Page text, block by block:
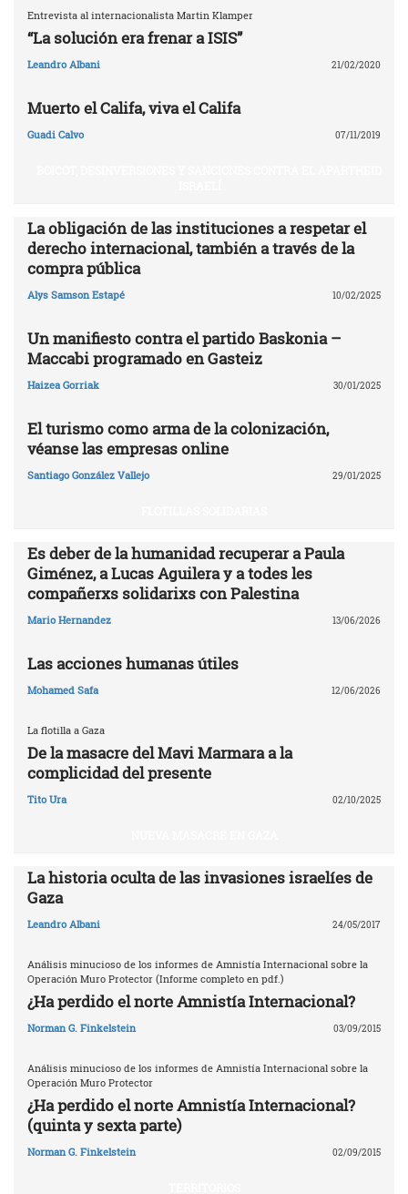
Entrevista al internacionalista Martin Klamper
“La solución era frenar a ISIS”
Leandro Albani 21/02/2020
Muerto el Califa, viva el Califa
Guadi Calvo 07/11/2019
La obligación de las instituciones a respetar el
derecho internacional, también a través de la
compra pública
Alys Samson Estapé 10/02/2025
Un manifiesto contra el partido Baskonia –
Maccabi programado en Gasteiz
Haizea Gorriak 30/01/2025
El turismo como arma de la colonización,
véanse las empresas online
Santiago González Vallejo 29/01/2025
Es deber de la humanidad recuperar a Paula
Giménez, a Lucas Aguilera y a todes les
compañerxs solidarixs con Palestina
Mario Hernandez 13/06/2026
Las acciones humanas útiles
Mohamed Safa 12/06/2026
La flotilla a Gaza
De la masacre del Mavi Marmara a la
complicidad del presente
Tito Ura 02/10/2025
La historia oculta de las invasiones israelíes de
Gaza
Leandro Albani 24/05/2017
Análisis minucioso de los informes de Amnistía Internacional sobre la
Operación Muro Protector (Informe completo en pdf.)
¿Ha perdido el norte Amnistía Internacional?
Norman G. Finkelstein 03/09/2015
Análisis minucioso de los informes de Amnistía Internacional sobre la
Operación Muro Protector
¿Ha perdido el norte Amnistía Internacional?
(quinta y sexta parte)
Norman G. Finkelstein 02/09/2015